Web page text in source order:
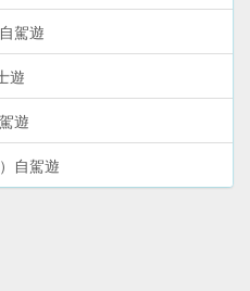
駕遊
遊
遊
自駕遊